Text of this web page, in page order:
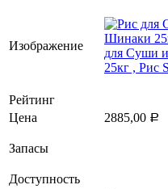
Изображение
Рейтинг
Цена
2885,00 Р
Запасы
Доступность